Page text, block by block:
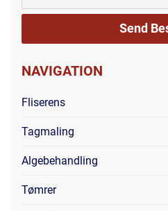
NAVIGATION
Fliserens
Tagmaling
Algebehandling
Tømrer